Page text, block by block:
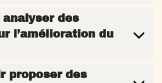
des
l’amélioration du
proposer des